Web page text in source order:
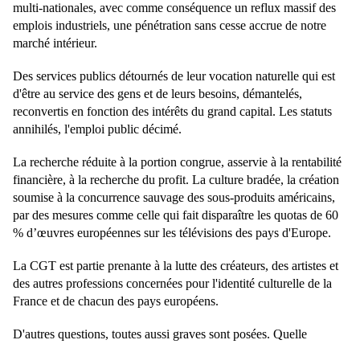
multi-nationales, avec comme conséquence un reflux massif des
emplois industriels, une pénétration sans cesse accrue de notre
marché intérieur.
Des services publics détournés de leur vocation naturelle qui est
d'être au service des gens et de leurs besoins, démantelés,
reconvertis en fonction des intérêts du grand capital. Les statuts
annihilés, l'emploi public décimé.
La recherche réduite à la portion congrue, asservie à la rentabilité
financière, à la recherche du profit. La culture bradée, la création
soumise à la concurrence sauvage des sous-produits américains,
par des mesures comme celle qui fait disparaître les quotas de 60
% d’œuvres européennes sur les télévisions des pays d'Europe.
La CGT est partie prenante à la lutte des créateurs, des artistes et
des autres professions concernées pour l'identité culturelle de la
France et de chacun des pays européens.
D'autres questions, toutes aussi graves sont posées. Quelle